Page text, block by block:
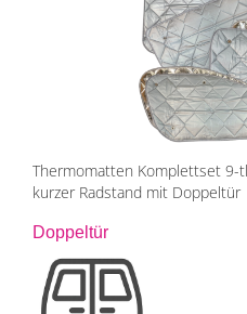
Thermomatten Komplettset 9-
kurzer Radstand mit Doppeltür
Doppeltür